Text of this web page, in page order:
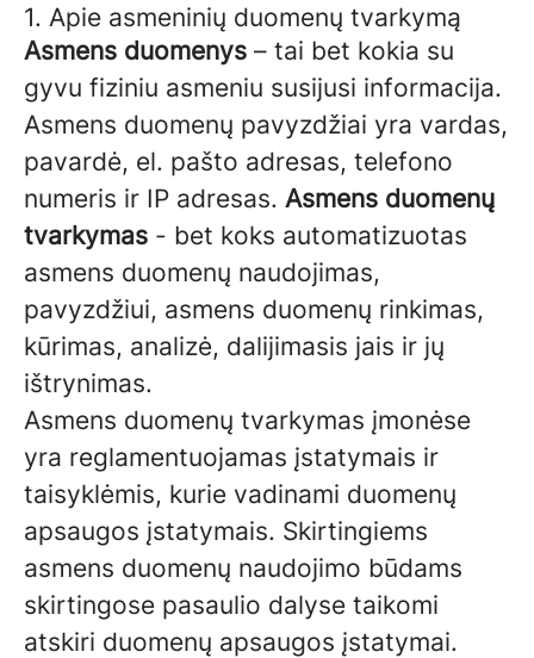
1. Apie asmeninių duomenų tvarkymą
Asmens duomenys – tai bet kokia su
gyvu fiziniu asmeniu susijusi informacija.
Asmens duomenų pavyzdžiai yra vardas,
pavardė, el. pašto adresas, telefono
numeris ir IP adresas. Asmens duomenų
tvarkymas - bet koks automatizuotas
asmens duomenų naudojimas,
pavyzdžiui, asmens duomenų rinkimas,
kūrimas, analizė, dalijimasis jais ir jų
ištrynimas.
Asmens duomenų tvarkymas įmonėse
yra reglamentuojamas įstatymais ir
taisyklėmis, kurie vadinami duomenų
apsaugos įstatymais. Skirtingiems
asmens duomenų naudojimo būdams
skirtingose pasaulio dalyse taikomi
atskiri duomenų apsaugos įstatymai.